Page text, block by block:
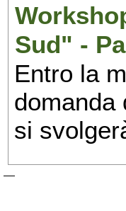
Sud" -
Entro la
domanda
si